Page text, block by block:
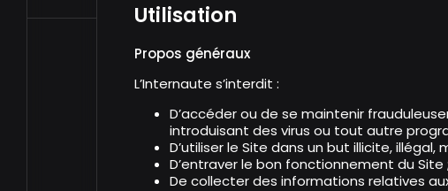
Utilisation
Propos généraux
L’Internaute s’interdit :
D’accéder ou de se maintenir
introduisant des virus ou tout autre
D’utiliser le Site dans un but illicite,
D’entraver le bon fonctionnement du Site ;
De collecter des informations relatives